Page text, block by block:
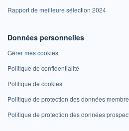
Rapport de meilleure sélection 2024
Données personnelles
Gérer mes cookies
Politique de confidentialité
Politique de cookies
Politique de protection des données
Politique de protection des données